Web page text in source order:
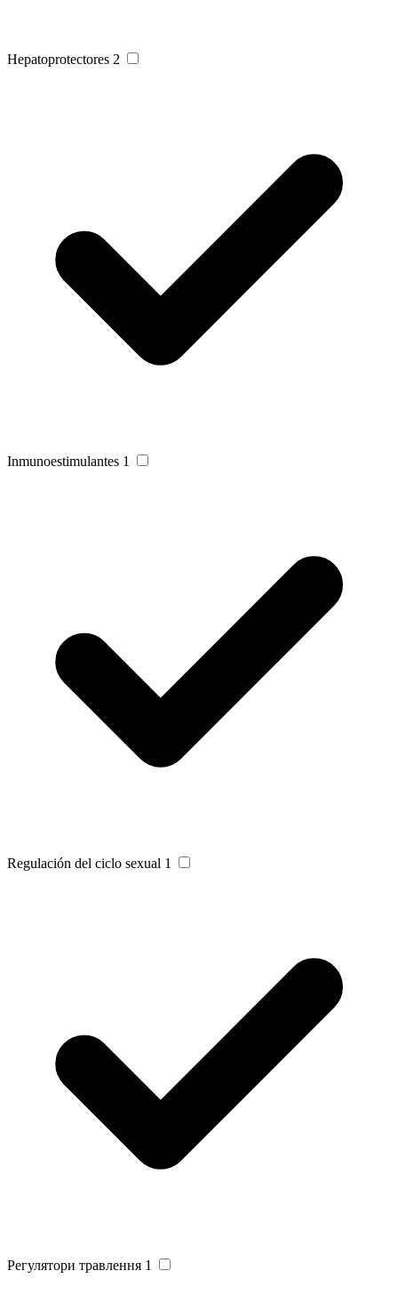
Hepatoprotectores 2
Inmunoestimulantes 1
Regulación del ciclo sexual 1
Регулятори травлення 1